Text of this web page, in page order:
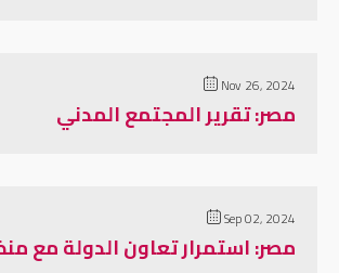
Nov 26, 2024
مصر: تقرير المجتمع المدني
Sep 02, 2024
مصر: استمرار تعاون الدولة مع